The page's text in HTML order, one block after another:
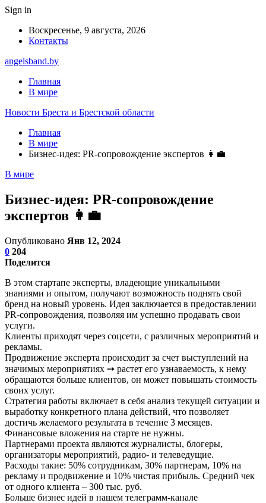
Sign in
Воскресенье, 9 августа, 2026
Контакты
angelsband.by
Главная
В мире
Новости Бреста и Брестской области
Главная
В мире
Бизнес-идея: PR-сопровождение экспертов 👩‍💼
В мире
Бизнес-идея: PR-сопровождение
экспертов 👩‍💼
Опубликовано Янв 12, 2024
0 204
Поделится
В этом стартапе эксперты, владеющие уникальными
знаниями и опытом, получают возможность поднять свой
бренд на новый уровень. Идея заключается в предоставлении
PR-сопровождения, позволяя им успешно продавать свои
услуги.
Клиенты приходят через соцсети, с различных мероприятий и
рекламы.
Продвижение эксперта происходит за счет выступлений на
значимых мероприятиях ➙ растет его узнаваемость, к нему
обращаются больше клиентов, он может повышать стоимость
своих услуг.
Стратегия работы включает в себя анализ текущей ситуации и
выработку конкретного плана действий, что позволяет
достичь желаемого результата в течение 3 месяцев.
Финансовые вложения на старте не нужны.
Партнерами проекта являются журналисты, блогеры,
организаторы мероприятий, радио- и телеведущие.
Расходы такие: 50% сотрудникам, 30% партнерам, 10% на
рекламу и продвижение и 10% чистая прибыль. Средний чек
от одного клиента – 300 тыс. руб.
Больше бизнес идей в нашем телеграмм-канале